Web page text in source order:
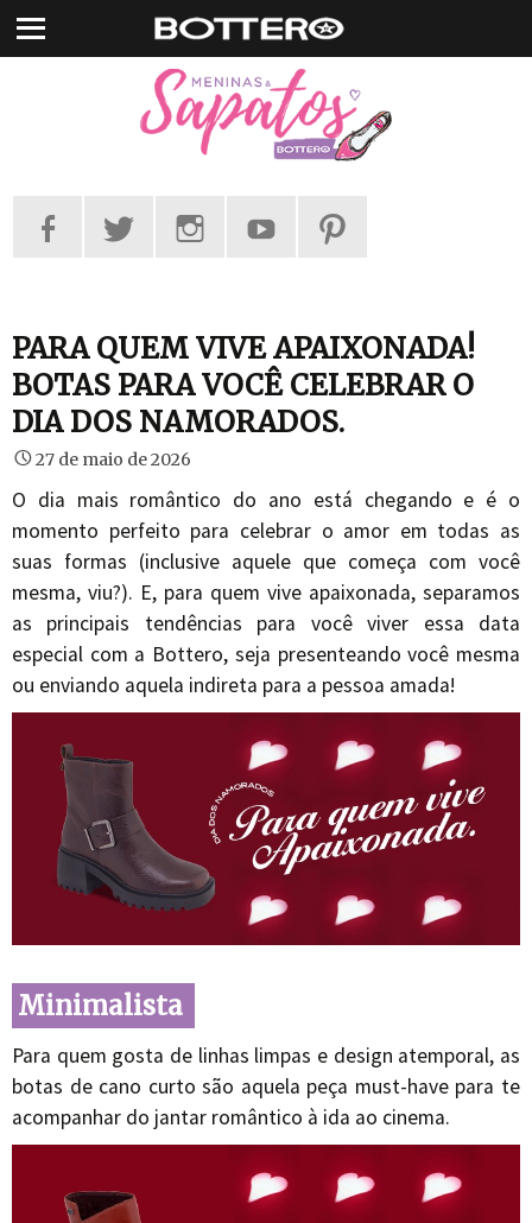
Pular
para
PARA QUEM VIVE APAIXONADA!
BOTAS PARA VOCÊ CELEBRAR O
DIA DOS NAMORADOS.
27 de maio de 2026
O dia mais romântico do ano está chegando e é o
momento perfeito para celebrar o amor em todas as
suas formas (inclusive aquele que começa com você
mesma, viu?). E, para quem vive apaixonada, separamos
as principais tendências para você viver essa data
especial com a Bottero, seja presenteando você mesma
ou enviando aquela indireta para a pessoa amada!
Minimalista
Para quem gosta de linhas limpas e design atemporal, as
botas de cano curto são aquela peça must-have para te
acompanhar do jantar romântico à ida ao cinema.